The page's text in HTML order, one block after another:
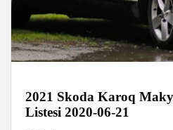
2021 Skoda Karoq
Listesi 2020-06-21